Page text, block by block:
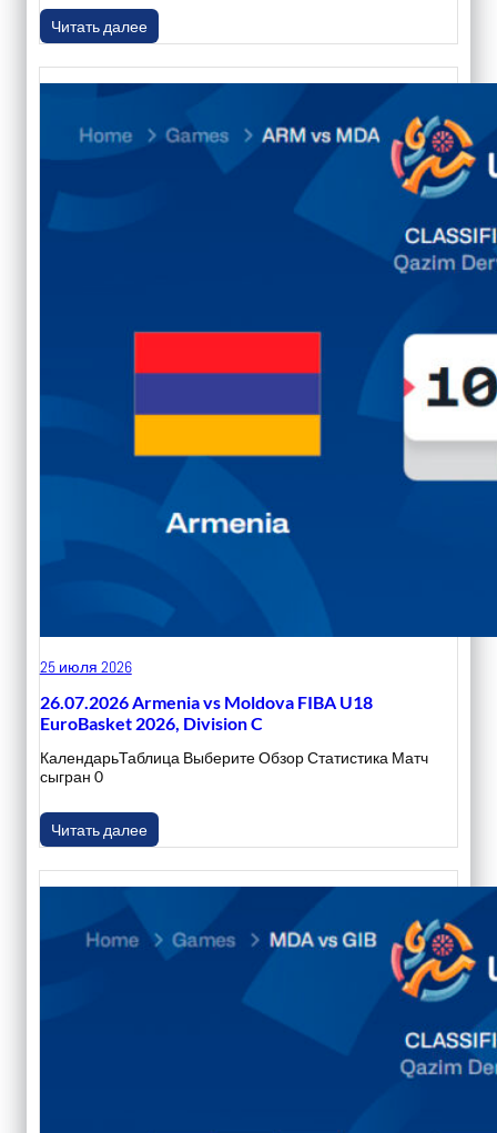
Читать далее
25 июля 2026
26.07.2026 Armenia vs Moldova FIBA U18
EuroBasket 2026, Division C
КалендарьТаблица Выберите Обзор Статистика Матч
сыгран 0
Читать далее